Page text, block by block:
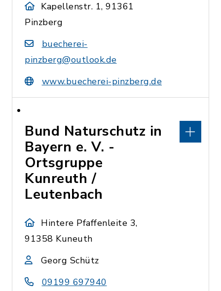
Kapellenstr. 1, 91361
Pinzberg
buecherei-
pinzberg@outlook.de
www.buecherei-pinzberg.de
Bund Naturschutz in
Bayern e. V. -
Ortsgruppe
Kunreuth /
Leutenbach
Hintere Pfaffenleite 3,
91358 Kuneuth
Georg Schütz
09199 697940